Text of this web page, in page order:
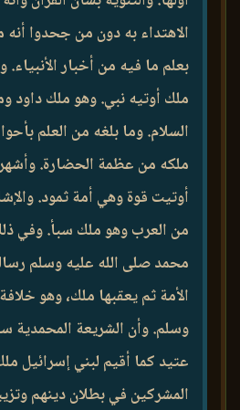
الاهتداء به دون من جحدوا أنه
بعلم ما فيه من أخبار الأنبياء.
ملك أوتيه نبي. وهو ملك داود
السلام. وما بلغه من العلم
ملكه من عظمة الحضارة.
أوتيت قوة وهي أمة ثمود.
من العرب وهو ملك سبأ. وفي
محمد صلى الله عليه وسلم
الأمة ثم يعقبها ملك، وهو
وسلم. وأن الشريعة المحمدية
عتيد كما أقيم لبني إسرائيل
المشركين في بطلان دينهم